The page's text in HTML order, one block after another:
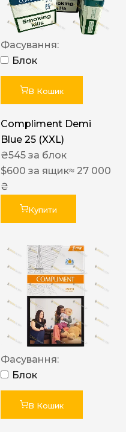
Фасування:
Блок
В Кошик
Compliment Demi
Blue 25 (XXL)
₴545 за блок
$600 за ящик≈ 27 000
₴
Купити
Фасування:
Блок
В Кошик